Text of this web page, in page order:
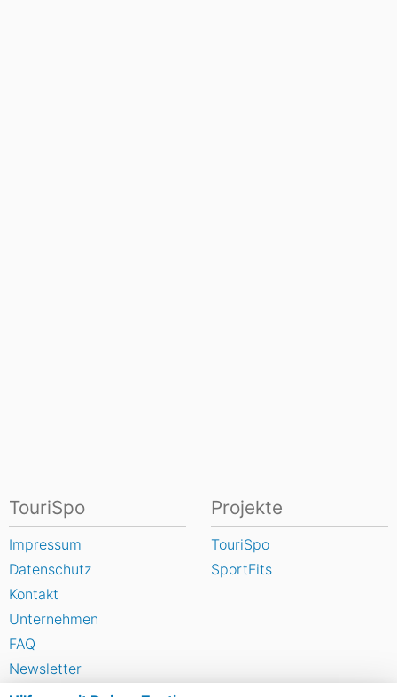
TouriSpo
Impressum
Datenschutz
Kontakt
Unternehmen
FAQ
Newsletter
Widget
Projekte
TouriSpo
SportFits